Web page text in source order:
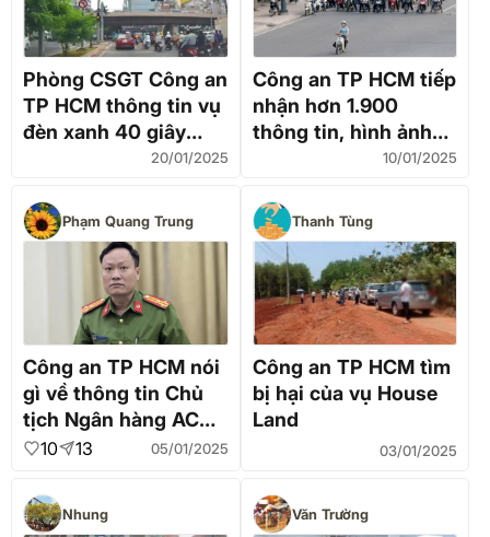
Phòng CSGT Công an
TP HCM thông tin vụ
đèn xanh 40 giây
bỗng chuyển đỏ ở
20/01/2025
Công an TP HCM tiếp
nhận hơn 1.900
thông tin, hình ảnh
phản ánh vi phạm
6/2024
10/01/2025
Phạm Quang Trung
Công an TP HCM nói
gì về thông tin Chủ
tịch Ngân hàng ACB
bị xúc phạm?
10 13 05/01/2025
Thanh Tùng
Công an TP HCM tìm
bị hại của vụ House
Land
03/01/2025
Nhung Văn Trường